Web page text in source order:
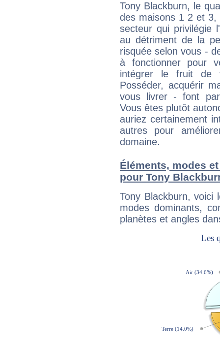
Tony Blackburn, le
des maisons 1 2 et
secteur qui privilégie
au détriment de la
risquée selon vous -
à fonctionner pour
intégrer le fruit de
Posséder, acquérir
vous livrer - font
Vous êtes plutôt
auriez certainement
autres pour
domaine.
Éléments, modes
pour Tony
Tony Blackburn, voici
modes dominants,
planètes et angles